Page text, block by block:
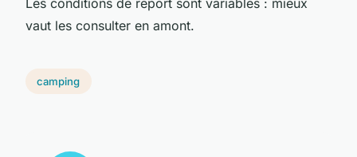
Les conditions de report sont variables : mieux
vaut les consulter en amont.
camping